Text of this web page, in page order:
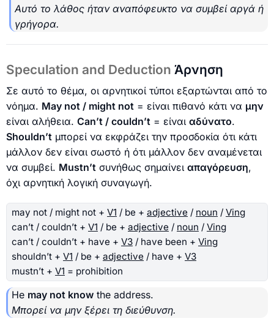
Αυτό το λάθος ήταν αναπόφευκτο να συμβεί αργά ή
γρήγορα.
Speculation and Deduction Άρνηση
Σε αυτό το θέμα, οι αρνητικοί τύποι εξαρτώνται από το
νόημα. May not / might not = είναι πιθανό κάτι να μην
είναι αλήθεια. Can’t / couldn’t = είναι αδύνατο.
Shouldn’t μπορεί να εκφράζει την προσδοκία ότι κάτι
μάλλον δεν είναι σωστό ή ότι μάλλον δεν αναμένεται
να συμβεί. Mustn’t συνήθως σημαίνει απαγόρευση,
όχι αρνητική λογική συναγωγή.
may not / might not + V1 / be + adjective / noun / Ving
can’t / couldn’t + V1 / be + adjective / noun / Ving
can’t / couldn’t + have + V3 / have been + Ving
shouldn’t + V1 / be + adjective / have + V3
mustn’t + V1 = prohibition
He may not know the address.
Μπορεί να μην ξέρει τη διεύθυνση.